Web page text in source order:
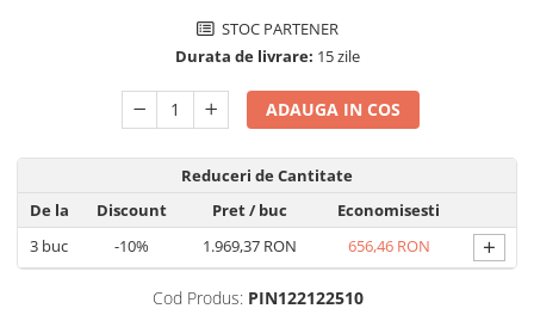
Invertoare Hibrid
Invertoare On-grid
Invertoare Off-grid
MPPT
PWM
Convertoare de tensiune
STOC PARTENER
Durata de livrare: 15 zile
ADAUGA IN COS
Reduceri de Cantitate
De la
Discount Pret/ buc
Economisesti
3 buc -10% 1.969,37 RON 656,46 RON +
Cod Produs: PIN122122510